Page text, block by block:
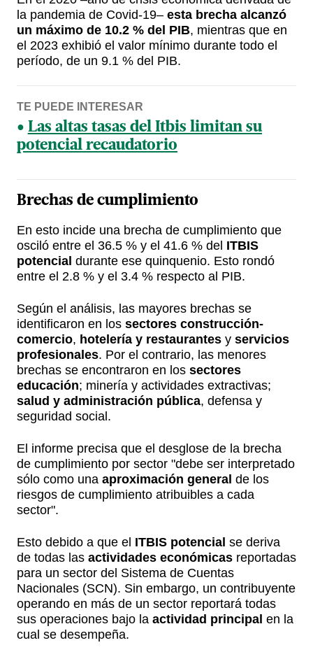
la pandemia de Covid-19– esta brecha alcanzó
un máximo de 10.2 % del PIB, mientras que en
el 2023 exhibió el valor mínimo durante todo el
período, de un 9.1 % del PIB.
TE PUEDE INTERESAR
Las altas tasas del Itbis limitan su
potencial recaudatorio
Brechas de cumplimiento
En esto incide una brecha de cumplimiento que
osciló entre el 36.5 % y el 41.6 % del ITBIS
potencial durante ese quinquenio. Esto rondó
entre el 2.8 % y el 3.4 % respecto al PIB.
Según el análisis, las mayores brechas se
identificaron en los sectores construcción-
comercio, hotelería y restaurantes y servicios
profesionales. Por el contrario, las menores
brechas se encontraron en los sectores
educación; minería y actividades extractivas;
salud y administración pública, defensa y
seguridad social.
El informe precisa que el desglose de la brecha
de cumplimiento por sector "debe ser interpretado
sólo como una aproximación general de los
riesgos de cumplimiento atribuibles a cada
sector".
Esto debido a que el ITBIS potencial se deriva
de todas las actividades económicas reportadas
para un sector del Sistema de Cuentas
Nacionales (SCN). Sin embargo, un contribuyente
operando en más de un sector reportará todas
sus operaciones bajo la actividad principal en la
cual se desempeña.